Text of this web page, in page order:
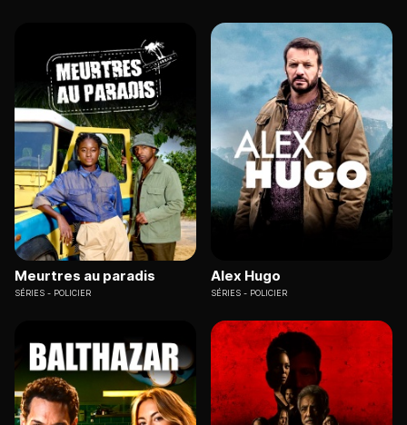
Meurtres au paradis
SÉRIES POLICIER
Alex Hugo
SÉRIES POLICIER